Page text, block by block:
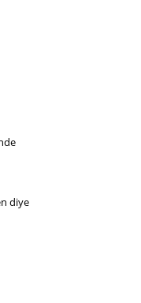
diye